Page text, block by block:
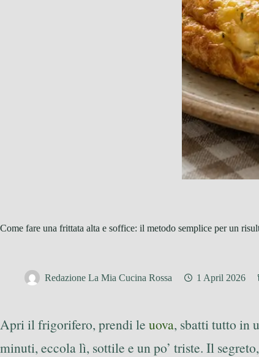
Come fare una frittata alta e soffice: il metodo semplice per un
Redazione La Mia Cucina Rossa 1 April 2026
Apri il frigorifero, prendi le uova, sbatti tutto in
minuti, eccola lì, sottile e un po’ triste. Il